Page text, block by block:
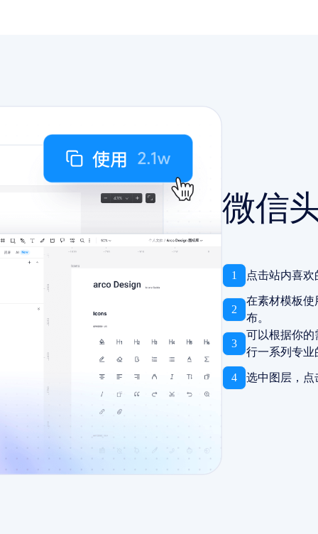
微信
1 点击站内喜
2
在素材模板使
布。
3
可以根据你的
行一系列专
4 选中图层，点